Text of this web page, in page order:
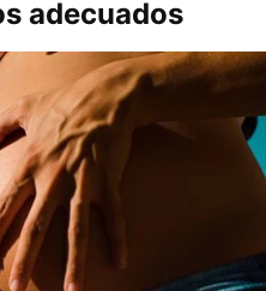
adecuados